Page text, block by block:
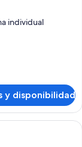
individual
y disponibilidad
espacio para trabajar